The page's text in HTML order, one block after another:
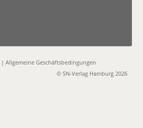
|Allgemeine Geschäftsbedingungen
© SN-Verlag Hamburg 2026